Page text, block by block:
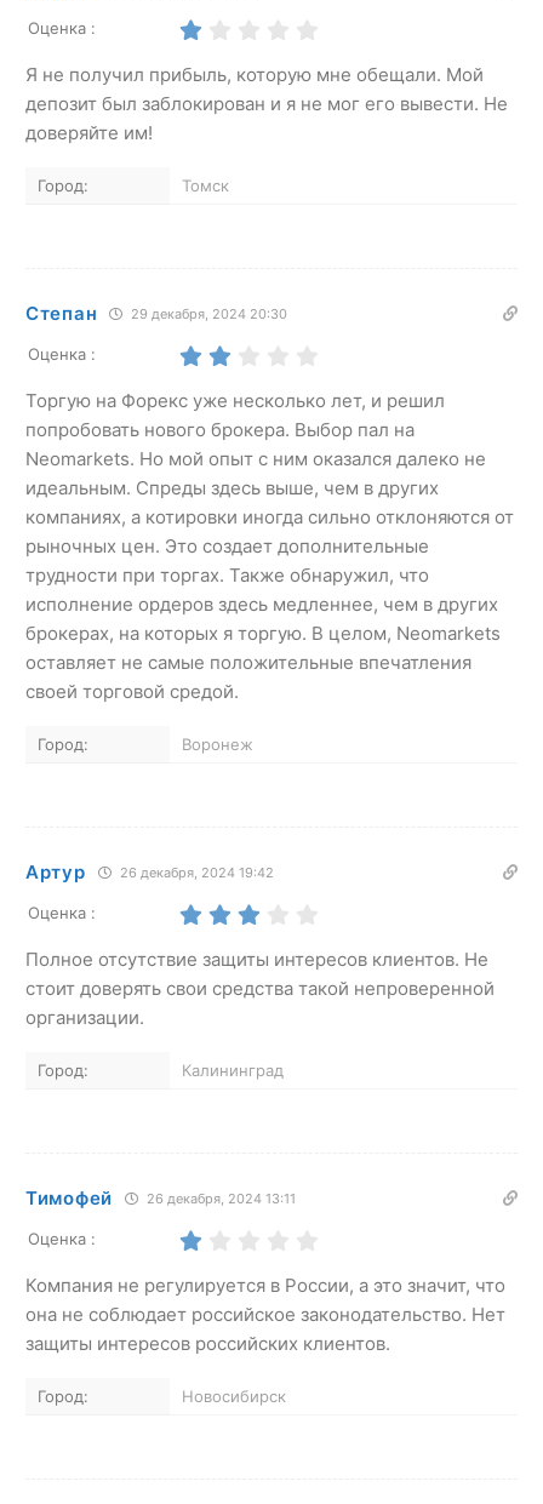
Оценка :
Я не получил прибыль, которую мне обещали. Мой
депозит был заблокирован и я не мог его вывести. Не
доверяйте им!
Город: Томск
Степан 29 декабря, 2024 20:30
Оценка :
Торгую на Форекс уже несколько лет, и решил
попробовать нового брокера. Выбор пал на
Neomarkets. Но мой опыт с ним оказался далеко не
идеальным. Спреды здесь выше, чем в других
компаниях, а котировки иногда сильно отклоняются от
рыночных цен. Это создает дополнительные
трудности при торгах. Также обнаружил, что
исполнение ордеров здесь медленнее, чем в других
брокерах, на которых я торгую. В целом, Neomarkets
оставляет не самые положительные впечатления
своей торговой средой.
Город: Воронеж
Артур 26 декабря, 2024 19:42
Оценка :
Полное отсутствие защиты интересов клиентов. Не
стоит доверять свои средства такой непроверенной
организации.
Город: Калининград
Тимофей 26 декабря, 2024 13:11
Оценка :
Компания не регулируется в России, а это значит, что
она не соблюдает российское законодательство. Нет
защиты интересов российских клиентов.
Город: Новосибирск